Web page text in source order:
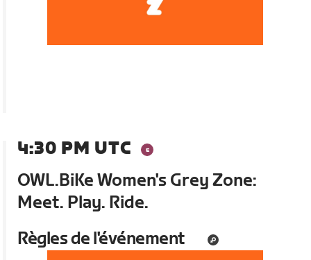
4:30 PM UTC
OWL.BiKe Women's Grey Zone:
Meet. Play. Ride.
Règles de l'événement